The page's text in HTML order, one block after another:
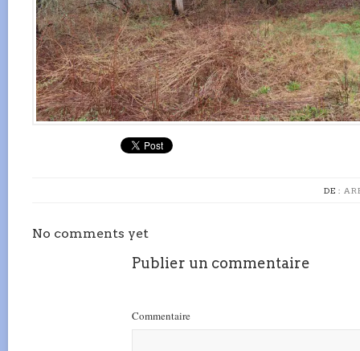
DE :
No comments yet
Publier un commentaire
Commentaire